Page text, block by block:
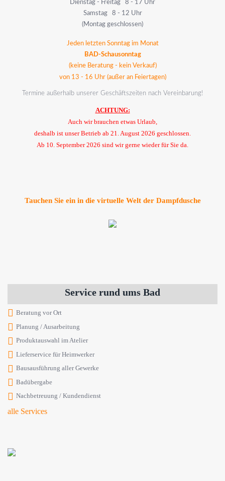
Dienstag - Freitag 8 - 17 Uhr
Samstag 8 - 12 Uhr
(Montag geschlossen)
Jeden letzten Sonntag im Monat
BAD-Schausonntag
(keine Beratung - kein Verkauf)
von 13 - 16 Uhr (außer an Feiertagen)
Termine außerhalb unserer Geschäftszeiten nach Vereinbarung!
ACHTUNG:
Auch wir brauchen etwas Urlaub,
deshalb ist unser Betrieb ab 21. August 2026 geschlossen.
Ab 10. September 2026 sind wir gerne wieder für Sie da.
Tauchen Sie ein in die virtuelle Welt der Dampfdusche
Service rund ums Bad
Beratung vor Ort
Planung / Ausarbeitung
Produktauswahl im Atelier
Lieferservice für Heimwerker
Bausausführung aller Gewerke
Badübergabe
Nachbetreuung / Kundendienst
alle Services